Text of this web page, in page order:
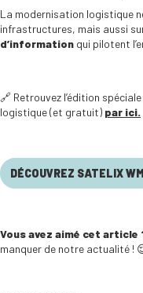
La modernisation logistique
infrastructures, mais aussi
d’information qui pilotent
🔗 Retrouvez l’édition
logistique (et gratuit) par ici.
DÉCOUVREZ SATELIX
Vous avez aimé cet article
manquer de notre actualité !